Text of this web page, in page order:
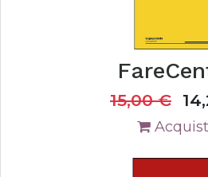
15,00€